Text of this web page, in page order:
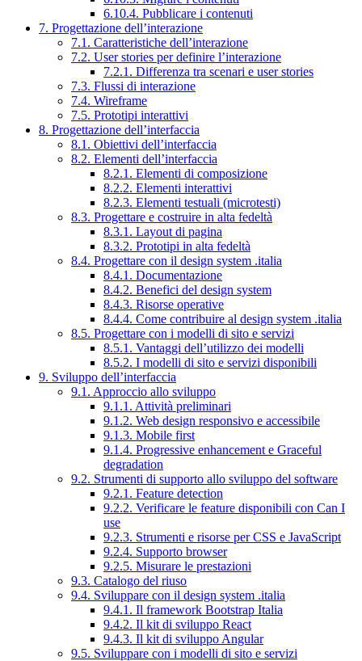
6.10.4. Pubblicare i contenuti
7. Progettazione dell’interazione
7.1. Caratteristiche dell’interazione
7.2. User stories per definire l’interazione
7.2.1. Differenza tra scenari e user stories
7.3. Flussi di interazione
7.4. Wireframe
7.5. Prototipi interattivi
8. Progettazione dell’interfaccia
8.1. Obiettivi dell’interfaccia
8.2. Elementi dell’interfaccia
8.2.1. Elementi di composizione
8.2.2. Elementi interattivi
8.2.3. Elementi testuali (microtesti)
8.3. Progettare e costruire in alta fedeltà
8.3.1. Layout di pagina
8.3.2. Prototipi in alta fedeltà
8.4. Progettare con il design system .italia
8.4.1. Documentazione
8.4.2. Benefici del design system
8.4.3. Risorse operative
8.4.4. Come contribuire al design system .italia
8.5. Progettare con i modelli di sito e servizi
8.5.1. Vantaggi dell’utilizzo dei modelli
8.5.2. I modelli di sito e servizi disponibili
9. Sviluppo dell’interfaccia
9.1. Approccio allo sviluppo
9.1.1. Attività preliminari
9.1.2. Web design responsivo e accessibile
9.1.3. Mobile first
9.1.4. Progressive enhancement e Graceful
degradation
9.2. Strumenti di supporto allo sviluppo del software
9.2.1. Feature detection
9.2.2. Verificare le feature disponibili con Can I
use
9.2.3. Strumenti e risorse per CSS e JavaScript
9.2.4. Supporto browser
9.2.5. Misurare le prestazioni
9.3. Catalogo del riuso
9.4. Sviluppare con il design system .italia
9.4.1. Il framework Bootstrap Italia
9.4.2. Il kit di sviluppo React
9.4.3. Il kit di sviluppo Angular
9.5. Sviluppare con i modelli di sito e servizi